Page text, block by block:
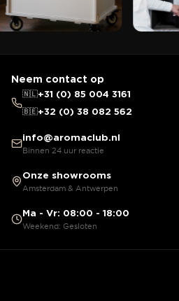
Neem contact op
🇳🇱+31 (0) 85 004 3161
🇧🇪+32 (0) 38 082 562
info@aromaclub.nl
Binnen 24 uur reactie
Onze showrooms
Amsterdam & Antwerpen
Ma - Vr: 08:00 - 18:00
Weekend: Gesloten